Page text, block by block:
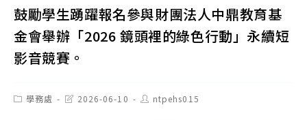
鼓勵學生踴躍報名參與財團法人中鼎教育基
金會舉辦「2026 鏡頭裡的綠色行動」永續短
影音競賽。
Post學務處
Post2026-06-10
Post
author:
ntpehs015